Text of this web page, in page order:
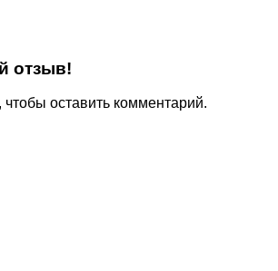
отзыв!
, чтобы оставить комментарий.